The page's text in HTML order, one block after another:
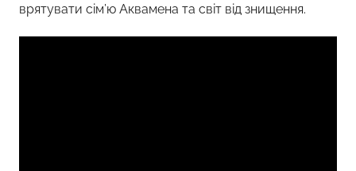
врятувати сім’ю Аквамена та світ від знищення.